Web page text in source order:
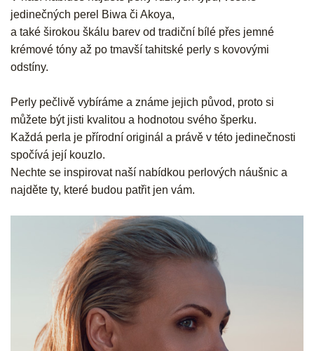
jedinečných perel Biwa či Akoya,
a také širokou škálu barev od tradiční bílé přes jemné
krémové tóny až po tmavší tahitské perly s kovovými
odstíny.
Perly pečlivě vybíráme a známe jejich původ, proto si
můžete být jisti kvalitou a hodnotou svého šperku.
Každá perla je přírodní originál a právě v této jedinečnosti
spočívá její kouzlo.
Nechte se inspirovat naší nabídkou perlových náušnic a
najděte ty, které budou patřit jen vám.